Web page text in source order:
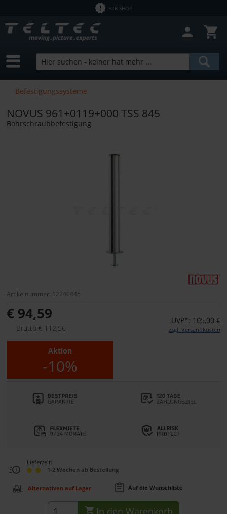
B2B SHOP
Befestigungssysteme
NOVUS 961+0119+000 TSS 845
Bohrschraubbefestigung
Artikelnummer: 12240446
€ 94,59
Brutto:€ 112,56
UVP*: 105,00 €
zzgl. Versandkosten
Aktion
-10%
Lieferzeit:
1-2 Wochen ab Bestellung
Alternativen auf Lager Auf die Wunschliste
In den Warenkorb